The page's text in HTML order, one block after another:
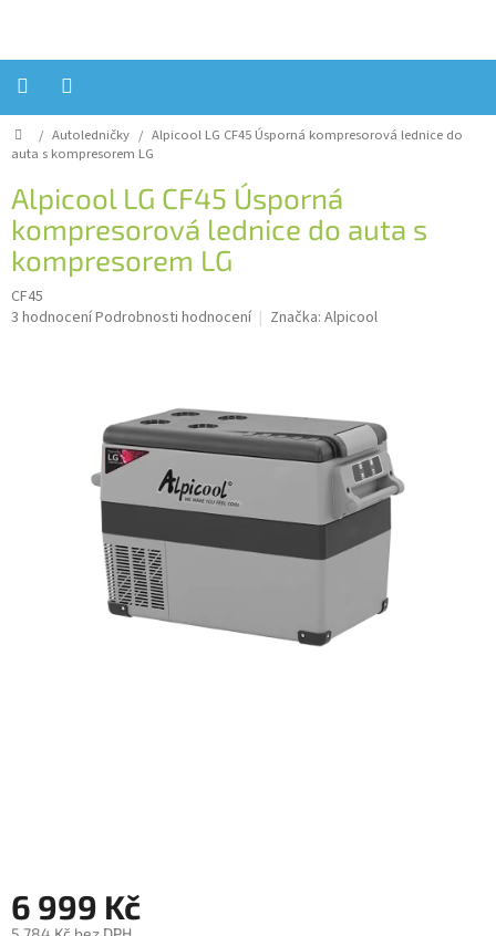
Úvod
Obchodní
podmínky
FIRMWARE
a
Autoledničky
Webkamery
Domů
/ Autoledničky / Alpicool LG CF45 Úsporná kompresorová lednice do
auta s kompresorem LG
Alpicool LG CF45 Úsporná
kompresorová lednice do auta s
kompresorem LG
CF45
Průměrné
3 hodnoceníPodrobnosti hodnocení Značka: Alpicool
6 999 Kč